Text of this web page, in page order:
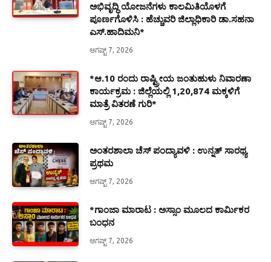
ಅಭಿವೃದ್ಧಿ ಯೋಜನೆಗಳು ಕಾಲಮಿತಿಯೊಳಗೆ
ಪೂರ್ಣಗೊಳಿಸಿ : ಹೆಚ್ಚುವರಿ ಜಿಲ್ಲಾಧಿಕಾರಿ ಡಾ.ಸಹನಾ
ಎಸ್.ಹಾದಿಮನಿ*
ಆಗಷ್ಟ್ 7, 2026
*ಆ.10 ರಂದು ರಾಷ್ಟ್ರೀಯ ಜಂತುಹುಳು ನಿವಾರಣಾ
ಕಾರ್ಯಕ್ರಮ : ಜಿಲ್ಲೆಯಲ್ಲಿ 1,20,874 ಮಕ್ಕಳಿಗೆ
ಮಾತ್ರೆ ವಿತರಣೆ ಗುರಿ*
ಆಗಷ್ಟ್ 7, 2026
ಅಂತರಶಾಲಾ ಚೆಸ್ ಪಂದ್ಯಾವಳಿ : ಉನ್ನತ್ ಸಾರಥ್ಯ
ಪ್ರಥಮ
ಆಗಷ್ಟ್ 7, 2026
*ಗಾಂಜಾ ಮಾರಾಟ : ಅಸ್ಸಾಂ ಮೂಲದ ಕಾರ್ಮಿಕರ
ಬಂಧನ
ಆಗಷ್ಟ್ 7, 2026